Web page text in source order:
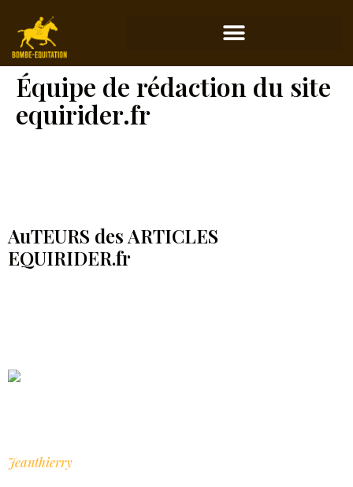
Équipe de rédaction du site
equirider.fr
AuTEURS des ARTICLES
EQUIRIDER.fr
Jeanthierry